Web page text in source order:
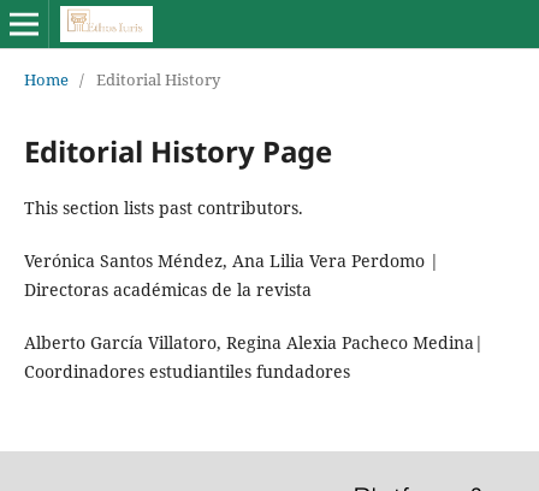
Home / Editorial History
Editorial History Page
This section lists past contributors.
Verónica Santos Méndez, Ana Lilia Vera Perdomo |
Directoras académicas de la revista
Alberto García Villatoro, Regina Alexia Pacheco Medina|
Coordinadores estudiantiles fundadores